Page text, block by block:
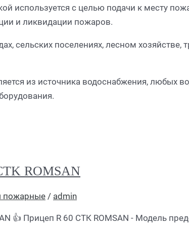
используется с целью подачи к месту
и ликвидации пожаров.
сельских поселениях, лесном хозяйстве,
из источника водоснабжения, любых
ROMSAN
пожарные / admin
👍 Прицеп R 60 СТК ROMSAN ​- Модель